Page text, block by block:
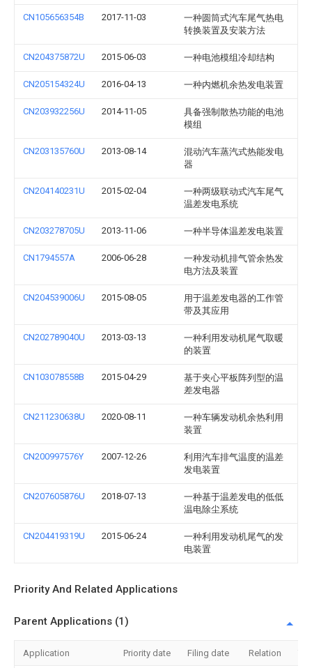
CN105656354B 2017-11-03
一种圆筒式汽车尾气热电
转换装置及安装方法
CN204375872U 2015-06-03 一种电池模组冷却结构
CN205154324U 2016-04-13 一种内燃机余热发电装置
CN203932256U 2014-11-05
具备强制散热功能的电池
模组
CN203135760U 2013-08-14
混动汽车蒸汽式热能发电
器
CN204140231U 2015-02-04
一种两级联动式汽车尾气
温差发电系统
CN203278705U 2013-11-06 一种半导体温差发电装置
CN1794557A 2006-06-28
一种发动机排气管余热发
电方法及装置
CN204539006U 2015-08-05
用于温差发电器的工作管
带及其应用
CN202789040U 2013-03-13
一种利用发动机尾气取暖
的装置
CN103078558B 2015-04-29
基于夹心平板阵列型的温
差发电器
CN211230638U 2020-08-11
一种车辆发动机余热利用
装置
CN200997576Y 2007-12-26
利用汽车排气温度的温差
发电装置
CN207605876U 2018-07-13
一种基于温差发电的低低
温电除尘系统
CN204419319U 2015-06-24
一种利用发动机尾气的发
电装置
Priority And Related Applications
Parent Applications (1)
Application Priority date Filing date Relation